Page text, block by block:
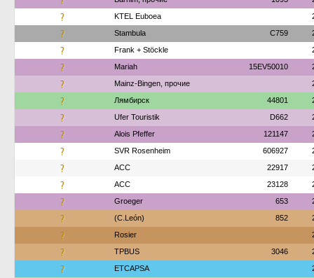
? ΚΤΕL Euboea
? Stambula C759
? Frank + Stöckle
? Mariah 15EV50010
? Mainz-Bingen, прочие
? Лямбирск 44801
? Ufer Touristik D662
? Alois Pfeffer 121147
? SVR Rosenheim 606927
? АСС 22917
? АСС 23128
? Groeger 653
? (C.León) 852
? Rosier
? TPBUS 3046
? ETCAPSA